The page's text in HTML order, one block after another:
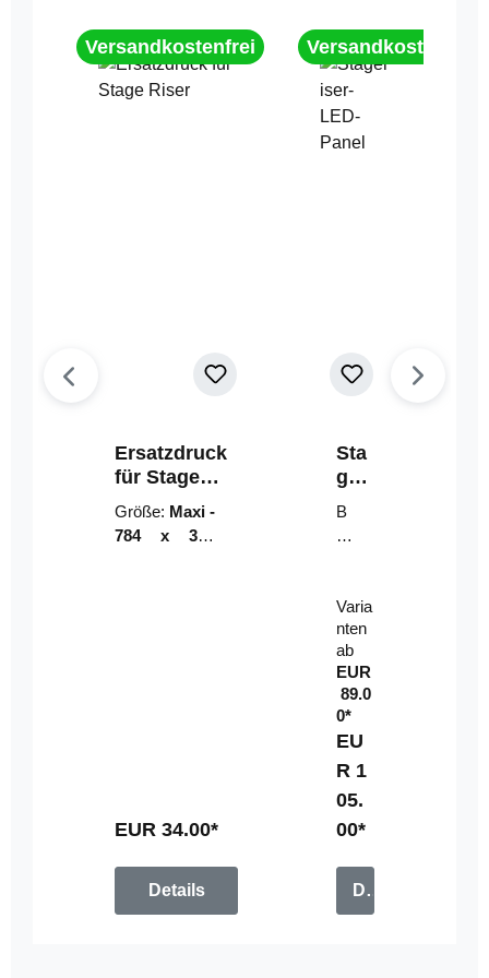
Versandkostenfrei
Ersatzdruck
für Stage
Riser
Größe: Maxi -
784 x 314
EUR 34.00*
Details
Versandkostenfrei
Sta
geri
ser-
LE
D-
el
B
un
mi
t
Fe
rn
be
di
en
u
n
g
Varia
nten
ab
EUR
89.0
0*
EU
R 1
05.
00*
Details